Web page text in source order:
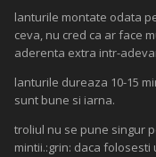
lanturile montate odata
ceva, nu cred ca ar face
aderenta extra intr-
lanturile dureaza 10-15
sunt bune si iarna.
troliul nu se pune singur
mintii.:grin: daca